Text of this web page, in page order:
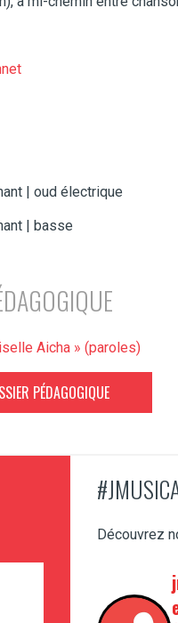
| oud électrique
| basse
Aicha » (paroles)
PÉDAGOGIQUE
Découvrez